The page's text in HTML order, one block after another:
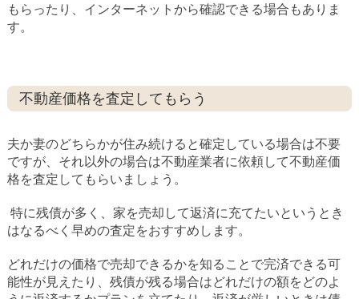
もらったり、インターネットから確認できる場合もありま
す。
不動産価格を査定してもらう
夫か妻のどちらかが住み続けると確定している場合は不要
ですが、それ以外の場合は不動産業者に依頼して不動産価
格を査定してもらいましょう。
特に残債が多く、家を売却して返済に充てたいというとき
はなるべく早めの査定をおすすめします。
どれだけの価格で売却できるかを知ることで完済できる可
能性が見えたり、残債が残る場合はどれだけの額をどのよ